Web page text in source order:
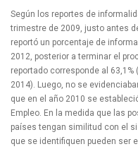
Según los reportes de
trimestre de 2009, justo antes
reportó un porcentaje de
2012, posterior a terminar el
reportado corresponde al
2014). Luego, no se
que en el año 2010 se
Empleo. En la medida que las
países tengan similitud con el
que se identifiquen pueden ser